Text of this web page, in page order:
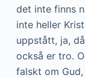
det inte finns
inte heller
uppstått, ja,
också er tro.
falskt om